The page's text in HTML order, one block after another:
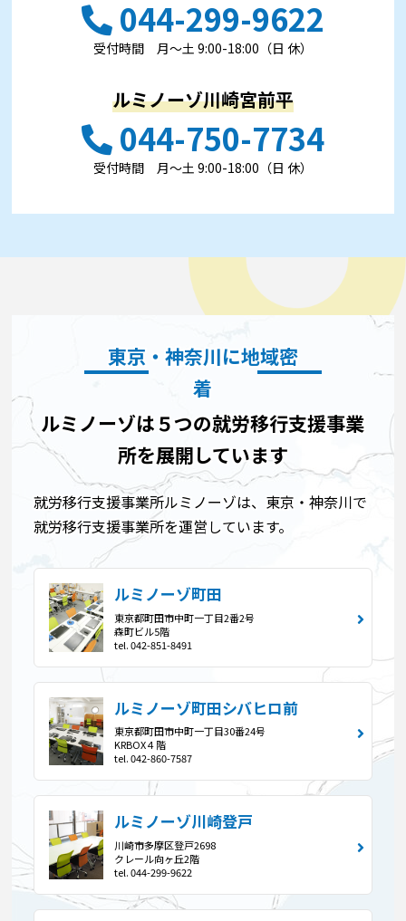
044-299-9622
受付時間 ⽉〜⼟ 9:00-18:00（日 休）
ルミノーゾ川崎宮前平
044-750-7734
受付時間 ⽉〜⼟ 9:00-18:00（日 休）
東京・神奈川に地域密
着
ルミノーゾは５つの就労移行支援事業
所を展開しています
就労移行支援事業所ルミノーゾは、東京・神奈川で
就労移行支援事業所を運営しています。
ルミノーゾ町田
東京都町田市中町一丁目2番2号
森町ビル5階
tel. 042-851-8491
ルミノーゾ町田シバヒロ前
東京都町田市中町一丁目30番24号
KRBOX４階
tel. 042-860-7587
ルミノーゾ川崎登戸
川崎市多摩区登戸2698
クレール向ヶ丘2階
tel. 044-299-9622